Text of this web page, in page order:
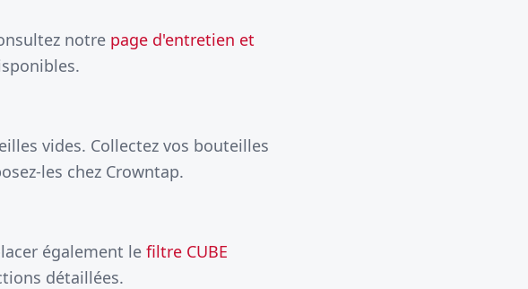
notre page d'entretien et
vides. Collectez vos bouteilles
les chez Crowntap.
également le filtre CUBE
détaillées.